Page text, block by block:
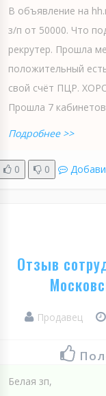
В объявление на
з/п от 50000. Что
рекрутер. Прошла
положительный
свой счёт ПЦР.
Прошла 7
Подробнее >>
0 0
Отзыв
Продавец
Белая зп,